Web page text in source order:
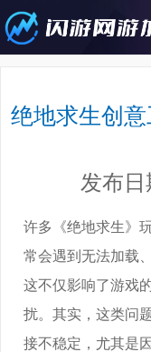
创意工坊无法订阅？区域
绝地求生创
发布日
许多《绝地求生》
常会遇到无法加载
这不仅影响了游戏
扰。其实，这类问
接不稳定，尤其是